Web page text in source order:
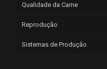
Qualidade da Carne
Reprodução
Sistemas de Produção